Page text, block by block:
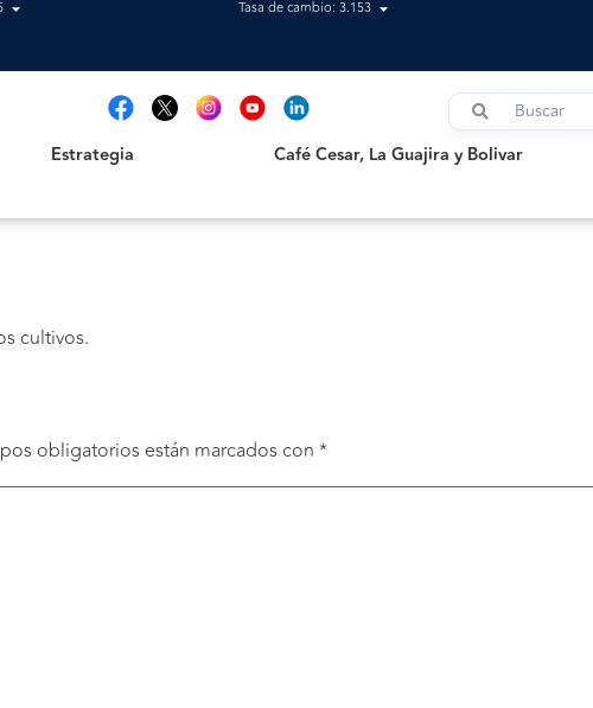
Tasa de cambio: 3.153
Estrategia Café Cesar, La Guajira y Bolivar
cultivos.
obligatorios están marcados con *